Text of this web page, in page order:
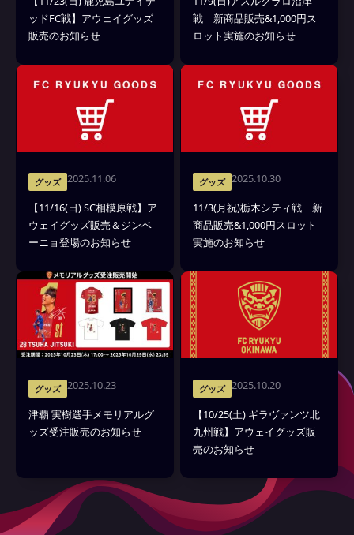
ッドFC戦】アウェイグッズ
販売のお知らせ
戦 新商品販売&1,000円ス
ロット実施のお知らせ
グッズ 2025.11.06
【11/16(日) SC相模原戦】ア
ウェイグッズ販売＆ジンベ
ーニョ登場のお知らせ
グッズ 2025.10.30
11/3(月祝)栃木シティ戦 新
商品販売&1,000円スロット
実施のお知らせ
グッズ 2025.10.23
津覇 実樹選手メモリアルグ
ッズ受注販売のお知らせ
グッズ 2025.10.20
【10/25(土) ギラヴァンツ北
九州戦】アウェイグッズ販
売のお知らせ